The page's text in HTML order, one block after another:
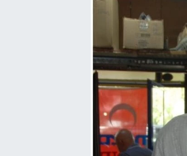
Bi̇li̇m & Teknoloji̇